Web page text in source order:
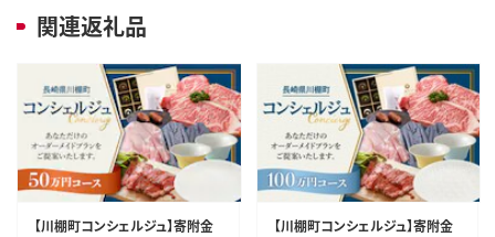
関連返礼品
【川棚町コンシェルジュ】寄附金
【川棚町コンシェルジュ】寄附金